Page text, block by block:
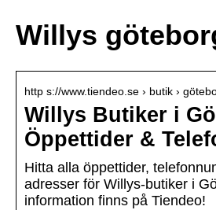
Willys
http s://www.tiendeo.se › butik ›
Willys Butiker i
Öppettider &
Hitta alla öppettider,
adresser för Willys-butiker i
information finns på Tiendeo!